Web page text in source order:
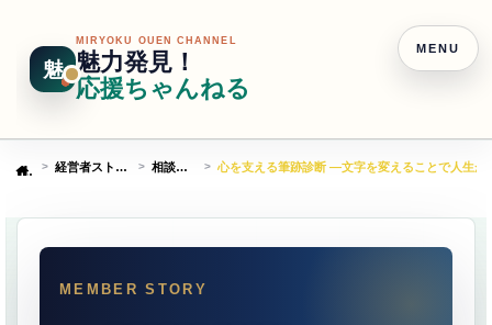
魅
MIRYOKU OUEN CHANNEL
魅力発見！
応援ちゃんねる
Home 経営者ストーリー 相談・診断 心を支える筆跡診断 ―文字を変えることで人生
MENU